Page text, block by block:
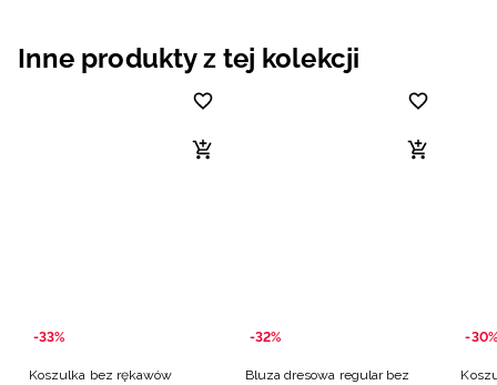
Inne produkty z tej kolekcji
-33%
Koszulka bez rękawów
-32%
Bluza dresowa regular bez
-30%